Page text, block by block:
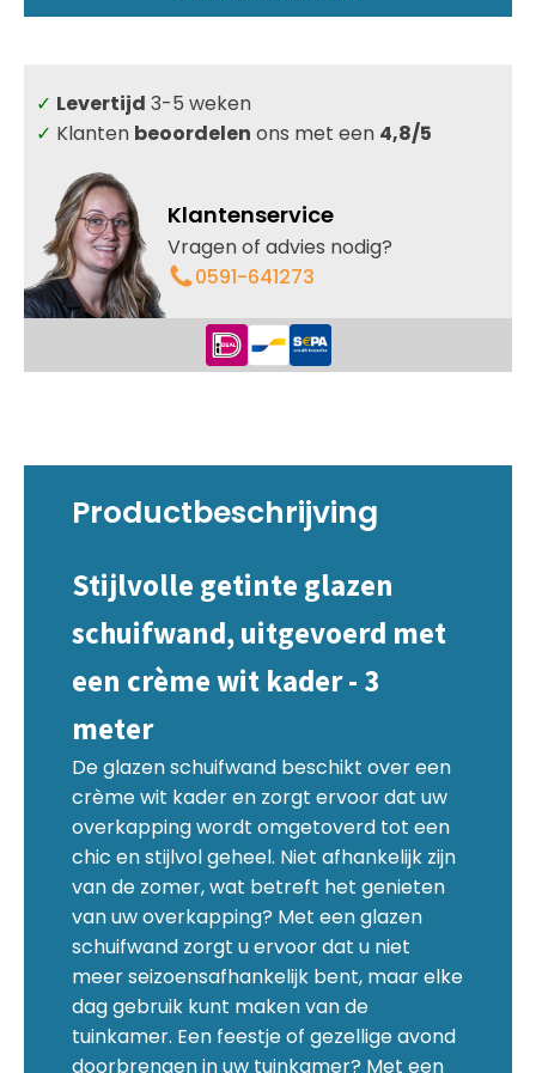
crème
getint
aantal
✓ Levertijd 3-5 weken
✓ Klanten beoordelen ons met een 4,8/5
Klantenservice
Vragen of advies nodig?
0591-641273
Productbeschrijving
Stijlvolle getinte glazen
schuifwand, uitgevoerd met
een crème wit kader - 3
meter
De glazen schuifwand beschikt over een
crème wit kader en zorgt ervoor dat uw
overkapping wordt omgetoverd tot een
chic en stijlvol geheel. Niet afhankelijk zijn
van de zomer, wat betreft het genieten
van uw overkapping? Met een glazen
schuifwand zorgt u ervoor dat u niet
meer seizoensafhankelijk bent, maar elke
dag gebruik kunt maken van de
tuinkamer. Een feestje of gezellige avond
doorbrengen in uw tuinkamer? Met een